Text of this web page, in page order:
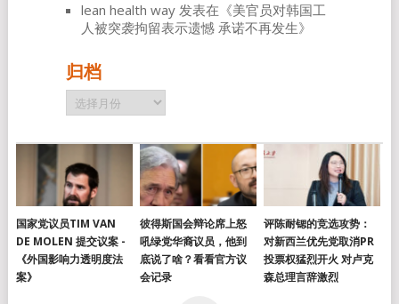
lean health way发表在《美官员对韩国工
人被突袭拘留表示遗憾 承诺不再发生》
归档
归
档
国家党议员TIM VAN
DE MOLEN 提交议案 -
《外国影响力透明度法
案》
彼得斯国会辩论席上怒
吼绿党华裔议员，他到
底说了啥？看看官方议
会记录
评陈耐锶的竞选攻势：
对新西兰优先党取消PR
投票权猛烈开火 对卢克
森总理言辞激烈